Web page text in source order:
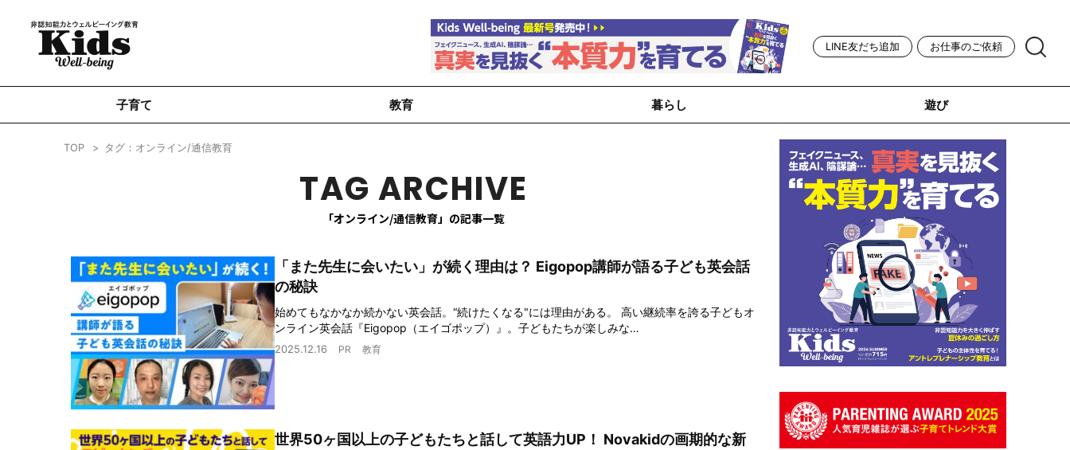
LINE友だち追加 お仕事のご依頼
子育て 教育 暮らし 遊び
TOP タグ：オンライン/通信教育
TAG ARCHIVE
「オンライン/通信教育」の記事一覧
「また先生に会いたい」が続く理由は？ Eigopop講師が語る子ども英会話
の秘訣
始めてもなかなか続かない英会話。“続けたくなる"には理由がある。 高い継続率を誇る子どもオ
ンライン英会話『Eigopop（エイゴポップ）』。子どもたちが楽しみな…
2025.12.16 PR 教育
世界50ヶ国以上の子どもたちと話して英語力UP！ Novakidの画期的な新